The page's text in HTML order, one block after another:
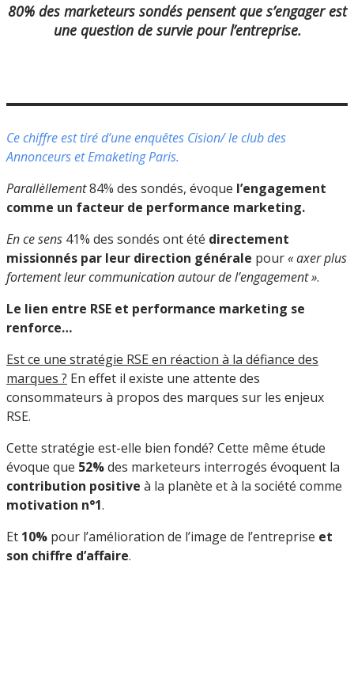
80% des marketeurs sondés pensent que s’engager est
une question de surviepour l’entreprise.
Ce chiffre est tiré d’une enquêtes Cision/ le club des
Annonceurs et Emaketing Paris.
Parallèllement84% des sondés, évoque l’engagement
comme un facteur de performance marketing.
En ce sens 41% des sondés ont été directement
missionnés par leur direction générale pour« axer plus
fortement leur communication autour de l’engagement ».
Le lien entre RSE et performance marketing se
renforce…
Est ce une stratégie RSE en réaction à la défiance des
marques ? En effet il existe une attente des
consommateurs à propos des marques sur les enjeux
RSE.
Cette stratégie est-elle bien fondé? Cette même étude
évoque que 52%des marketeurs interrogés évoquent la
contribution positive à la planète et à la société comme
motivation n°1.
Et 10% pour l’amélioration de l’image de l’entreprise et
son chiffre d’affaire.